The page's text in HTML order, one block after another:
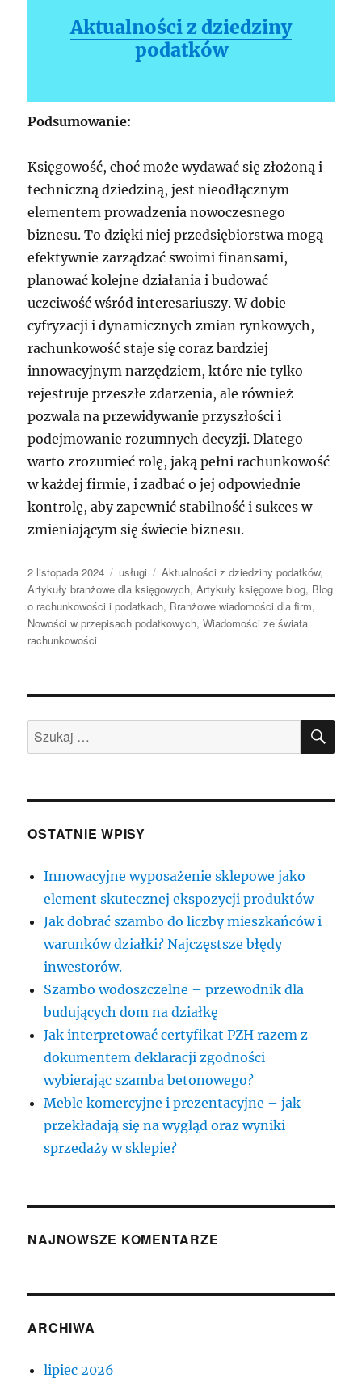
Aktualności z dziedziny
podatków
Podsumowanie:
Księgowość, choć może wydawać się złożoną i
techniczną dziedziną, jest nieodłącznym
elementem prowadzenia nowoczesnego
biznesu. To dzięki niej przedsiębiorstwa mogą
efektywnie zarządzać swoimi finansami,
planować kolejne działania i budować
uczciwość wśród interesariuszy. W dobie
cyfryzacji i dynamicznych zmian rynkowych,
rachunkowość staje się coraz bardziej
innowacyjnym narzędziem, które nie tylko
rejestruje przeszłe zdarzenia, ale również
pozwala na przewidywanie przyszłości i
podejmowanie rozumnych decyzji. Dlatego
warto zrozumieć rolę, jaką pełni rachunkowość
w każdej firmie, i zadbać o jej odpowiednie
kontrolę, aby zapewnić stabilność i sukces w
zmieniającym się świecie biznesu.
Data
publikacji
2 listopada 2024 Kategorie
usługi Tagi
Aktualności z dziedziny podatków,
Artykuły branżowe dla księgowych,Artykuły księgowe blog, Blog
o rachunkowości i podatkach, Branżowe wiadomości dla firm,
Nowości w przepisach podatkowych,Wiadomości ze świata
rachunkowości
Szukaj:
OSTATNIE WPISY
Innowacyjne wyposażenie sklepowe jako
element skutecznej ekspozycji produktów
Jak dobrać szambo do liczby mieszkańców i
warunków działki? Najczęstsze błędy
inwestorów.
Szambo wodoszczelne – przewodnik dla
budujących dom na działkę
Jak interpretować certyfikat PZH razem z
dokumentem deklaracji zgodności
wybierając szamba betonowego?
Meble komercyjne i prezentacyjne – jak
przekładają się na wygląd oraz wyniki
sprzedaży w sklepie?
NAJNOWSZE KOMENTARZE
ARCHIWA
lipiec 2026